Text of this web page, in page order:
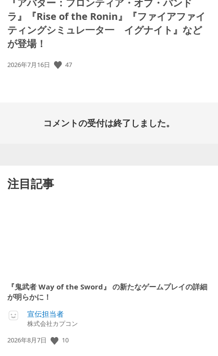
ラ』『Rise of the Ronin』『ファイアファイ
ティングシミュレ一タ一 イグナイト』など
が登場！
公
2026年7月16日 47
コメントの受付は終了しました。
注目記事
『鬼武者 Way of the Sword』 の新たなゲームプレイの詳細
が明らかに！
宣伝担当者
株式会社カプコン
公
2026年8月7日 10